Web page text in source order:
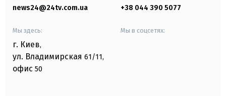
news24@24tv.com.ua +38 044 390 5077
Мы здесь:
г. Киев,
ул. Владимирская 61/11,
офис 50
Мы в соцсетях: